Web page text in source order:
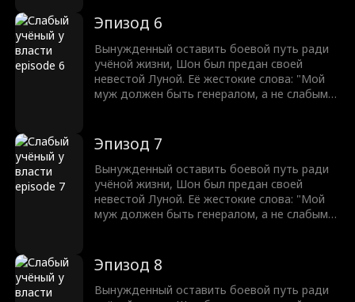
Оставив учёную жизнь позади, он восстаёт
из пепла, чтобы завоевать землю и вернуть
свою судьбу легендарного генерала. Никто
не может остановить мужчину, которому
суждено править.
Эпизод 6
Вынужденный оставить боевой путь ради
учёной жизни, Шон был предан своей
невестой Луной. Её жестокие слова: "Мой
муж должен быть генералом, а не слабым
Оставив учёную жизнь позади, он восстаёт
из пепла, чтобы завоевать землю и вернуть
свою судьбу легендарного генерала. Никто
не может остановить мужчину, которому
суждено править.
Эпизод 7
Вынужденный оставить боевой путь ради
учёной жизни, Шон был предан своей
невестой Луной. Её жестокие слова: "Мой
муж должен быть генералом, а не слабым
Оставив учёную жизнь позади, он восстаёт
из пепла, чтобы завоевать землю и вернуть
свою судьбу легендарного генерала. Никто
Эпизод 8
Вынужденный оставить боевой путь ради